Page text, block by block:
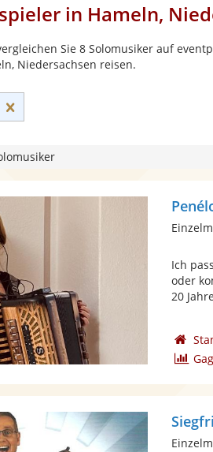
in Hameln,
Sie 8 Solomusiker auf
Niedersachsen reisen.
Ich
oder
20